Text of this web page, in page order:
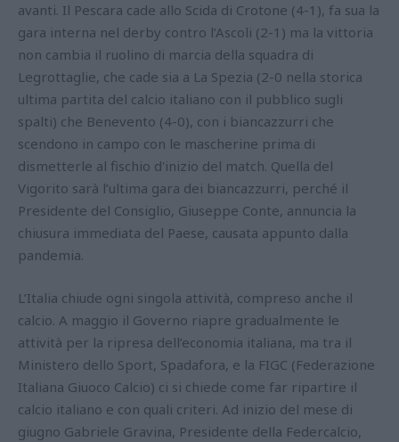
avanti. Il Pescara cade allo Scida di Crotone (4-1), fa sua la
gara interna nel derby contro l’Ascoli (2-1) ma la vittoria
non cambia il ruolino di marcia della squadra di
Legrottaglie, che cade sia a La Spezia (2-0 nella storica
ultima partita del calcio italiano con il pubblico sugli
spalti) che Benevento (4-0), con i biancazzurri che
scendono in campo con le mascherine prima di
dismetterle al fischio d'inizio del match. Quella del
Vigorito sarà l’ultima gara dei biancazzurri, perché il
Presidente del Consiglio, Giuseppe Conte, annuncia la
chiusura immediata del Paese, causata appunto dalla
pandemia.
L’Italia chiude ogni singola attività, compreso anche il
calcio. A maggio il Governo riapre gradualmente le
attività per la ripresa dell’economia italiana, ma tra il
Ministero dello Sport, Spadafora, e la FIGC (Federazione
Italiana Giuoco Calcio) ci si chiede come far ripartire il
calcio italiano e con quali criteri. Ad inizio del mese di
giugno Gabriele Gravina, Presidente della Federcalcio,